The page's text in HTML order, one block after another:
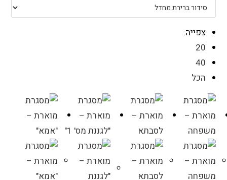
צפייה:
20
40
הכל